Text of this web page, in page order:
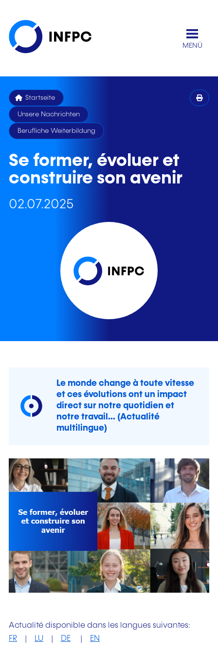
MENÜ
Startseite
Unsere Nachrichten
Berufliche Weiterbildung
Se former, évoluer et
construire son avenir
02.07.2025
Le monde change à toute vitesse
et ces évolutions ont un impact
direct sur notre quotidien et
notre travail... (Actualité
multilingue)
Actualité disponible dans les langues suivantes:
FR
LU DE EN